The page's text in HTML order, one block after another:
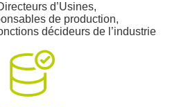
d’Usines,
de production,
décideurs de l’industrie